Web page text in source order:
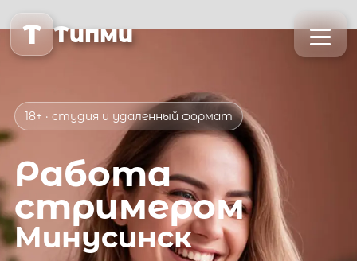
T Типми
18+ · студия и удаленный формат
Работа
стримером
Минусинск